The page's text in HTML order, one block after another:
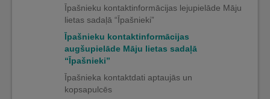
Īpašnieku kontaktinformācijas lejupielāde Māju
lietas sadaļā “Īpašnieki”
Īpašnieku kontaktinformācijas
augšupielāde Māju lietas sadaļā
“Īpašnieki”
Īpašnieka kontaktdati aptaujās un
kopsapulcēs